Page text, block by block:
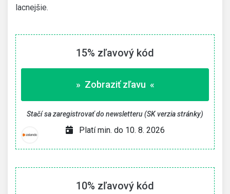
lacnejšie.
15% zľavový kód
» Zobraziť zľavu «
Stačí sa zaregistrovať do newsletteru (SK verzia stránky)
Platí min. do 10. 8. 2026
10% zľavový kód